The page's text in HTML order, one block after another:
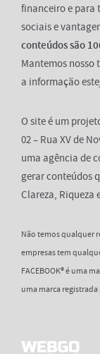
financeiro e para
sociais e
conteúdos são
Mantemos nosso
a informação
O site é um
02 – Rua XV de
uma agência de
gerar conteúdos
Clareza, Riqueza
Não temos qualquer
empresas tem
FACEBOOK® é uma
uma marca registrada